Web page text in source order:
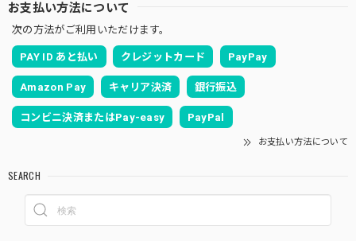
お支払い方法について
次の方法がご利用いただけます。
PAY ID あと払い クレジットカード PayPay
Amazon Pay キャリア決済 銀行振込
コンビニ決済またはPay-easy PayPal
お支払い方法について
SEARCH